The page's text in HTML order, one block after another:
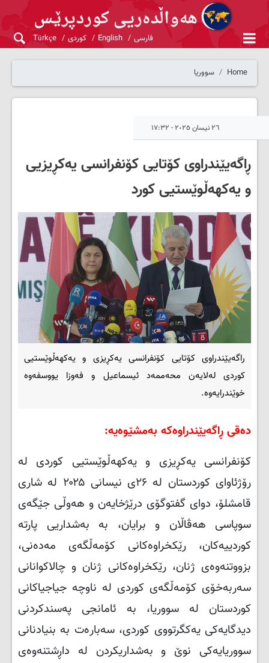
فارسی English کوردی Türkçe
Home سووریا
٢٦ نیسان ٢٠٢٥ - ١٧:٣٢
ڕاگەیێندراوی كۆتایی كۆنفرانسی یەكڕیزیی
و یەكهەڵوێستیی كورد
راگەیێندراوی کۆتایی کۆنفرانسی یەکڕیزی و یەکهەڵوێستیی
کوردی لەلایەن محەممەد ئیسماعیل و فەوزا یووسفەوە
خوێندرایەوە.
دەقی ڕاگەیێندراوەکە بەمشێوەیە:
کۆنفرانسی یەکڕیزی و یەکهەڵوێستیی کوردی لە
رۆژئاوای کوردستان لە ۲۶ی نیسانی ۲۰۲۵ لە شاری
قامشلۆ، دوای گفتوگۆی درێژخایەن و هەوڵی جێگەی
سوپاسی هەڤاڵان و برایان، بە بەشداریی پارتە
کوردییەکان، رێکخراوەکانی کۆمەڵگەی مەدەنی،
بزووتنەوەی ژنان، رێکخراوەکانی ژنان و چالاکوانانی
سەربەخۆی کۆمەڵگەی کوردی لە ناوچە جیاجیاکانی
کوردستان لە سووریا، بە ئامانجی پەسندکردنی
دیدگایەکی یەکگرتووی کوردی، سەبارەت بە بنیادنانی
سووریایەکی نوێ و بەشداریکردن لە داڕشتنەوەی